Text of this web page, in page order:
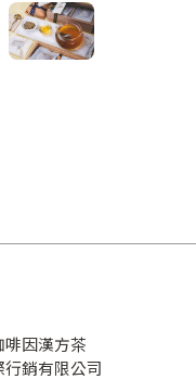
因漢方茶
銷有限公司